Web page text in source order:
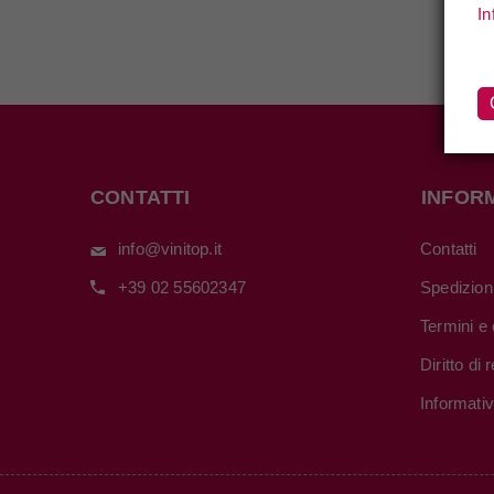
CONTATTI
info@vinitop.it
+39 02 55602347
Contatti
Termini e
Diritto di